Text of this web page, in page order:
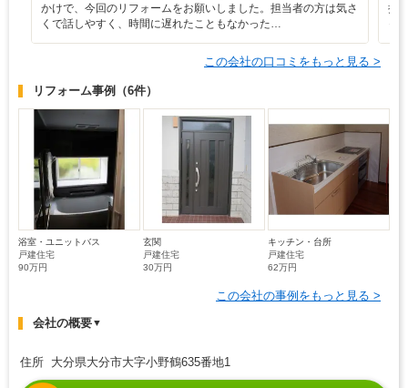
かけで、今回のリフォームをお願いしました。担当者の方は気さ
くで話しやすく、時間に遅れたこともなかった…
担
この会社の口コミをもっと見る >
リフォーム事例 （6件）
浴室・ユニットバス
戸建住宅
90万円
玄関
戸建住宅
30万円
キッチン・台所
戸建住宅
62万円
この会社の事例をもっと見る >
会社の概要▼
住所 大分県大分市大字小野鶴635番地1